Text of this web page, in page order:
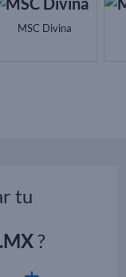
MSC Divina
tu
?